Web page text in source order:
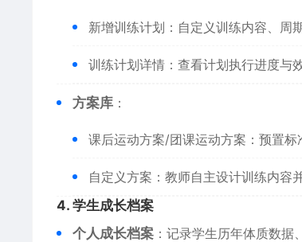
新增训练计划：自定义训练内容、周
训练计划详情：查看计划执行进度与
​方案库​ ​：
课后运动方案/团课运动方案：预置标
自定义方案：教师自主设计训练内容
​4. 学生成长档案​
​个人成长档案​ ：记录学生历年体质数据